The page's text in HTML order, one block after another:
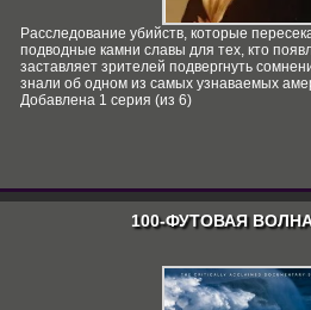
Расследование убийств, которые
подводные камни славы для тех, кто
заставляет зрителей подвергнуть
знали об одном из самых узнаваемых
Добавлена 1 серия (из 6)
100-ФУТОВАЯ